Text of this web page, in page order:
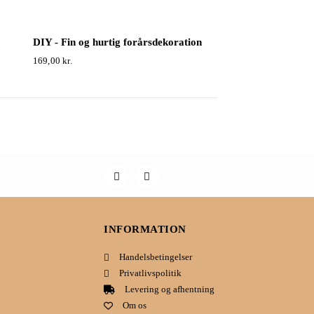
DIY - Fin og hurtig forårsdekoration
169,00kr.
INFORMATION
Handelsbetingelser
Privatlivspolitik
Levering og afhentning
Om os